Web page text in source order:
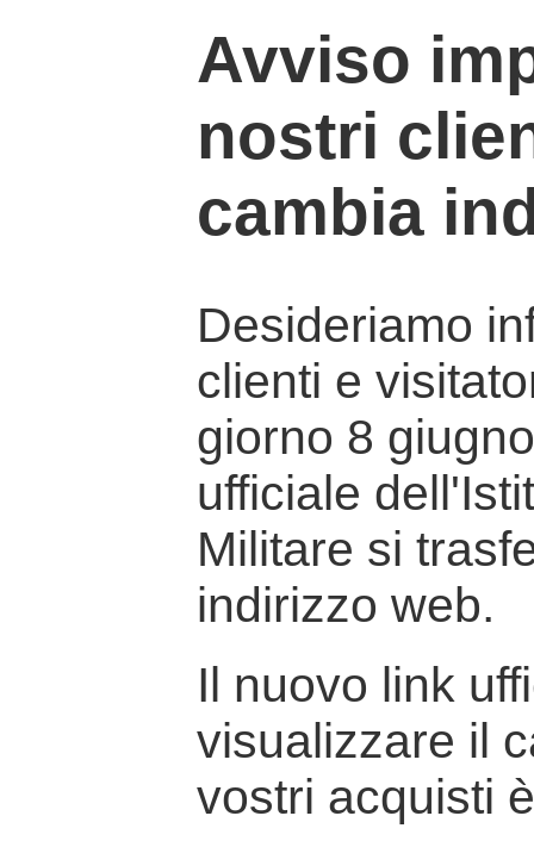
Avviso
nostri
cambia
Desideriamo
clienti e
giorno 8
ufficiale
Militare si
indirizzo web.
Il nuovo link
visualizzare il
vostri acquisti